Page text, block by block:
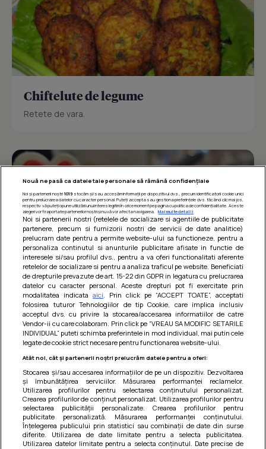
Chiftelute de legume
Retete de vara.
Barcute din vinete cu arpagic rosu
Un deliciu usor de preparat!
Nouă ne pasă ca datele tale personale să rămână confidențiale
Noi și partenerii noștri 1019stocăm și/sau accesăm informații pe dispozitivul dvs., precum identificatorii cookie unici
pentru prelucrarea datelor cu caracter personal. Puteți accepta sau gestiona preferințele dvs. făcând clic mai jos,
respectiv vă puteți opune utilizării unui interes legitim în orice moment pe pagina cu politica de confidențialitate. Aceste
alegeri vor fi raportate partenerilor noștri și nu vă vor afecta navigarea.
Mai multe detalii
Noi si partenerii nostri (retelele de socializare si agentiile de publicitate
partenere, precum si furnizorii nostri de servicii de date analitice)
prelucram date pentru a permite website-ului sa functioneze, pentru a
personaliza continutul si anunturile publicitare afisate in functie de
interesele si/sau profilul dvs., pentru a va oferi functionalitati aferente
retelelor de socializare si pentru a analiza traficul pe website. Beneficiati
de drepturile prevazute de art. 15-22 din GDPR in legatura cu prelucrarea
datelor cu caracter personal. Aceste drepturi pot fi exercitate prin
modalitatea indicataaici . Prin click pe “ACCEPT TOATE”, acceptati
folosirea tuturor Tehnologiilor de tip Cookie, care implica inclusiv
acceptul dvs. cu privire la stocarea/accesarea informatiilor de catre
Vendor-ii cu care colaboram. Prin click pe “VREAU SA MODIFIC SETARILE
INDIVIDUAL” puteti schimba preferintele in mod individual, mai putin cele
legate de cookie strict necesare pentru functionarea website-ului.
Atât noi, cât și partenerii noștri prelucrăm datele pentru a oferi:
Stocarea și/sau accesarea informațiilor de pe un dispozitiv. Dezvoltarea
și îmbunătățirea serviciilor. Măsurarea performanței reclamelor.
Utilizarea profilurilor pentru selectarea conținutului personalizat.
Crearea profilurilor de conținut personalizat. Utilizarea profilurilor pentru
selectarea publicității personalizate. Crearea profilurilor pentru
publicitate personalizată. Măsurarea performanței conținutului.
Înțelegerea publicului prin statistici sau combinații de date din surse
diferite. Utilizarea de date limitate pentru a selecta publicitatea.
Utilizarea datelor limitate pentru a selecta conținutul. Date precise de